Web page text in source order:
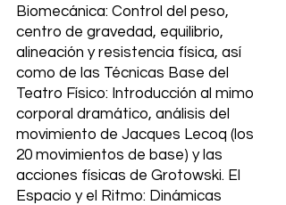
Biomecánica: Control del peso,
centro de gravedad, equilibrio,
alineación y resistencia física, así
como de las Técnicas Base del
Teatro Físico: Introducción al mimo
corporal dramático, análisis del
movimiento de Jacques Lecoq (los
20 movimientos de base) y las
acciones físicas de Grotowski. El
Espacio y el Ritmo: Dinámicas